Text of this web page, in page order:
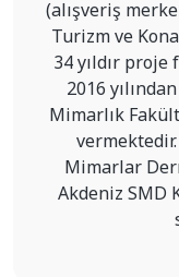
(alışveriş
Turizm ve
34 yıldır
2016
Mimarlık
Mimarlar
Akdeniz SMD